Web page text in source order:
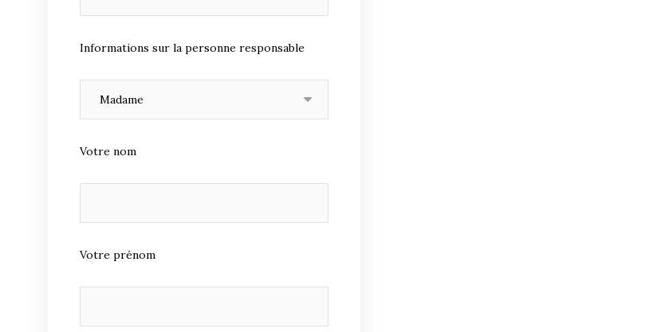
Informations sur la personne responsable
Votre nom
Votre prénom